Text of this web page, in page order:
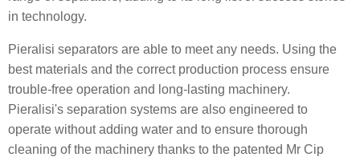
in technology.
Pieralisi separators are able to meet any needs. Using the
best materials and the correct production process ensure
trouble-free operation and long-lasting machinery.
Pieralisi's separation systems are also engineered to
operate without adding water and to ensure thorough
cleaning of the machinery thanks to the patented Mr Cip